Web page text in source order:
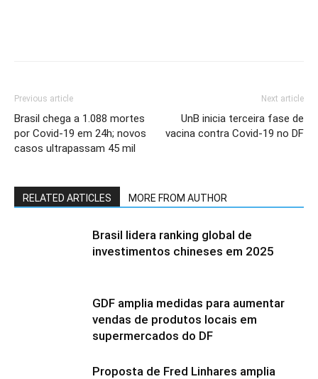
Previous article
Brasil chega a 1.088 mortes
por Covid-19 em 24h; novos
casos ultrapassam 45 mil
Next article
UnB inicia terceira fase de
vacina contra Covid-19 no DF
RELATED ARTICLES MORE FROM AUTHOR
Brasil lidera ranking global de
investimentos chineses em 2025
GDF amplia medidas para aumentar
vendas de produtos locais em
supermercados do DF
Proposta de Fred Linhares amplia